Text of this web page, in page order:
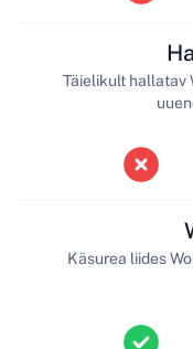
Täielikult hallatav
Käsurea liides